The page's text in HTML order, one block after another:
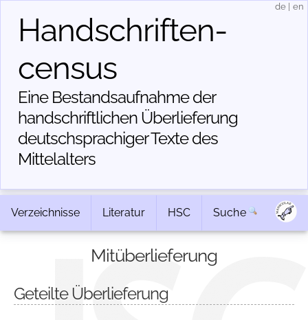
Handschriften­
census
Eine Bestandsaufnahme der
handschriftlichen Über­lieferung
deutschsprachiger Texte des
Mittelalters
de en
Verzeichnisse Literatur HSC Suche
Mitüberlieferung
Geteilte Überlieferung